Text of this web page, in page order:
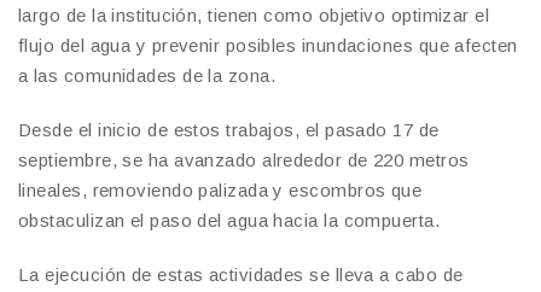
largo de la institución, tienen como objetivo optimizar el
flujo del agua y prevenir posibles inundaciones que afecten
a las comunidades de la zona.
Desde el inicio de estos trabajos, el pasado 17 de
septiembre, se ha avanzado alrededor de 220 metros
lineales, removiendo palizada y escombros que
obstaculizan el paso del agua hacia la compuerta.
La ejecución de estas actividades se lleva a cabo de